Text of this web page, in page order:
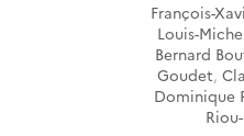
François-
Louis-
Bernard
Goudet,
Dominique